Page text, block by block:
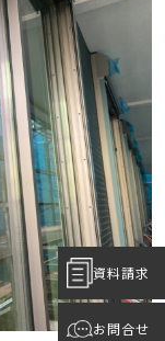
資料請求
お問合せ